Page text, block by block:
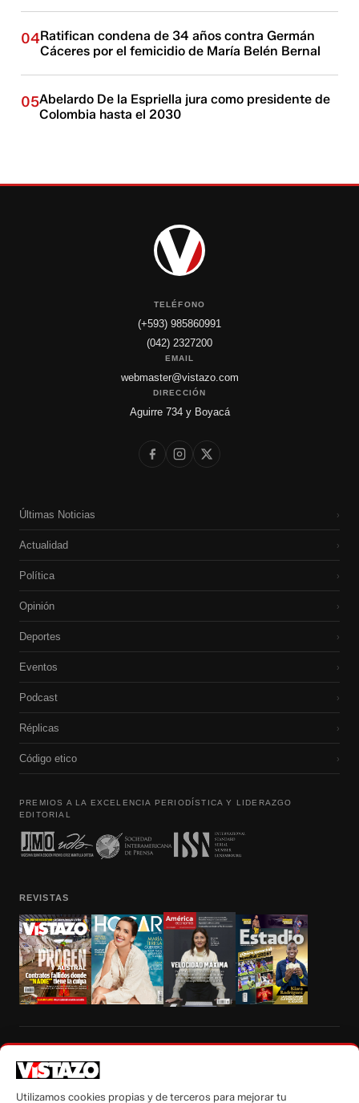
04Ratifican condena de 34 años contra Germán
Cáceres por el femicidio de María Belén Bernal
05Abelardo De la Espriella jura como presidente de
Colombia hasta el 2030
TELÉFONO
(+593) 985860991
(042) 2327200
EMAIL
webmaster@vistazo.com
DIRECCIÓN
Aguirre 734 y Boyacá
Últimas Noticias ›
Actualidad ›
Política ›
Opinión ›
Deportes ›
Eventos ›
Podcast ›
Réplicas ›
Código etico ›
PREMIOS A LA EXCELENCIA PERIODÍSTICA Y LIDERAZGO
EDITORIAL
REVISTAS
autorización escrita de su titular, de todos los contenidos de Vistazo.com.
Utilizamos cookies propias y de terceros para mejorar tu